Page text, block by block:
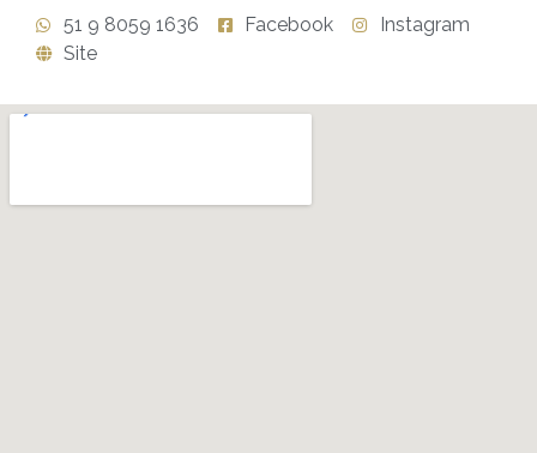
51 9 8059 1636 Facebook
Instagram
Site